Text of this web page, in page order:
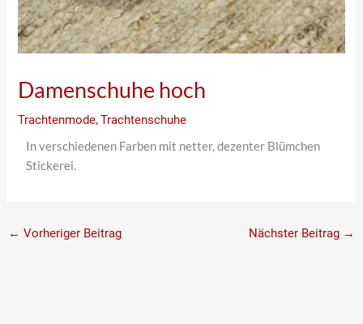
Damenschuhe hoch
Trachtenmode,Trachtenschuhe
In verschiedenen Farben mit netter, dezenter Blümchen
Stickerei.
← Vorheriger Beitrag Nächster Beitrag →